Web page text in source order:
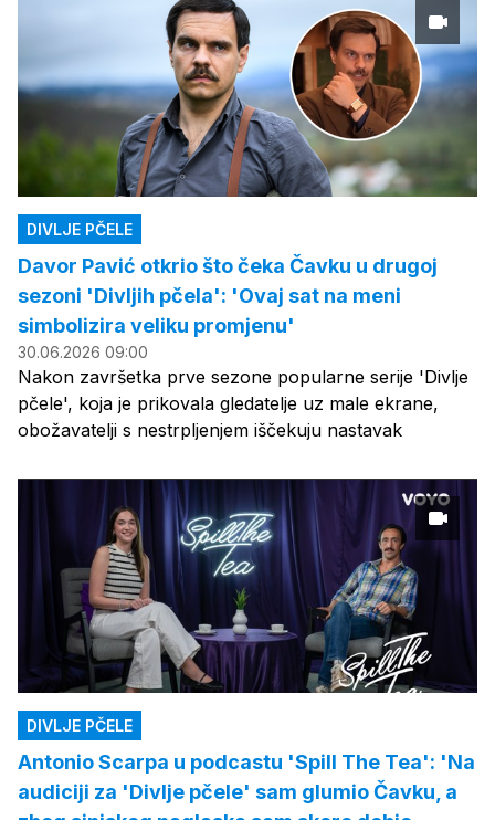
DIVLJE PČELE
Davor Pavić otkrio što čeka Čavku u drugoj
sezoni 'Divljih pčela': 'Ovaj sat na meni
simbolizira veliku promjenu'
30.06.2026 09:00
Nakon završetka prve sezone popularne serije 'Divlje
pčele', koja je prikovala gledatelje uz male ekrane,
obožavatelji s nestrpljenjem iščekuju nastavak
DIVLJE PČELE
Antonio Scarpa u podcastu 'Spill The Tea': 'Na
audiciji za 'Divlje pčele' sam glumio Čavku, a